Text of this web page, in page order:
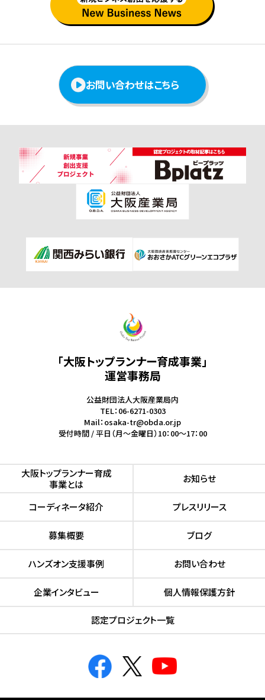
お問い合わせはこちら
「大阪トップランナー育成事業」
運営事務局
公益財団法人大阪産業局内
TEL：06-6271-0303
Mail：osaka-tr@obda.or.jp
受付時間 / 平日（月～金曜日）10：00～17：00
⼤阪トップランナー育成
事業とは
お知らせ
コーディネータ紹介 プレスリリース
募集概要 ブログ
ハンズオン⽀援事例 お問い合わせ
企業インタビュー 個人情報保護方針
認定プロジェクト⼀覧